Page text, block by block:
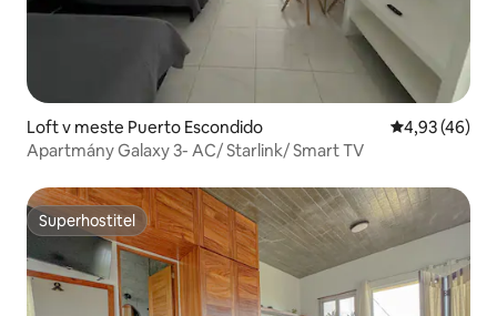
Loft v meste Puerto Escondido Priemerné
4,93 (46)
Apartmány Galaxy 3- AC/ Starlink/ Smart TV
Superhostiteľ
Superhostiteľ